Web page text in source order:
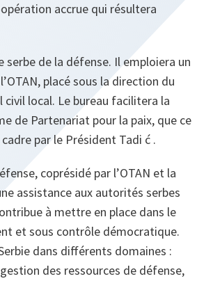
accrue qui résultera
serbe de la défense. Il emploiera un
placé sous la direction du
civil local. Le bureau facilitera la
de Partenariat pour la paix, que ce
par le Président Tadi ć .
coprésidé par l’OTAN et la
assistance aux autorités serbes
à mettre en place dans le
et sous contrôle démocratique.
dans différents domaines :
des ressources de défense,